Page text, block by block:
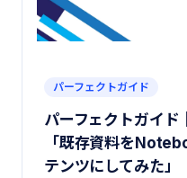
パーフェクトガイド
パーフェクトガイド
「既存資料を
テンツにしてみた」